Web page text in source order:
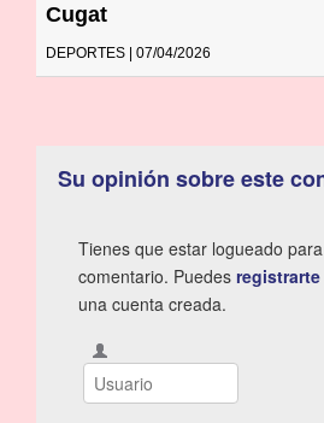
Cugat
DEPORTES | 07/04/2026
Su opinión sobre este
Tienes que estar logueado
comentario. Puedes registrarte
una cuenta creada.